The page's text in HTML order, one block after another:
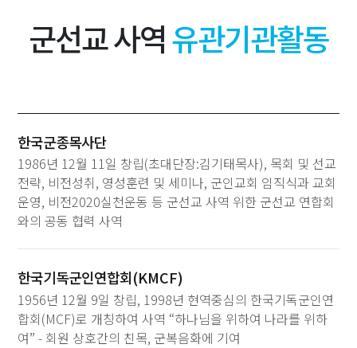
군선교 사역유관기관활동
한국군종목사단
1986년 12월 11일 창립(초대단장:김기태목사), 목회 및 선교
전략, 비전성취, 영성훈련 및 세미나, 군인교회 임직식과 교회
운영, 비전2020실천운동 등 군선교 사역 위한 군선교 연합회
와의 공동 협력 사역
한국기독군인연합회(KMCF)
1956년 12월 9일 창립, 1998년 현역중심의 한국기독군인연
합회(MCF)로 개칭하여 사역 “하나님을 위하여 나라를 위하
여” - 회원 상호간의 친목, 군복음화에 기여